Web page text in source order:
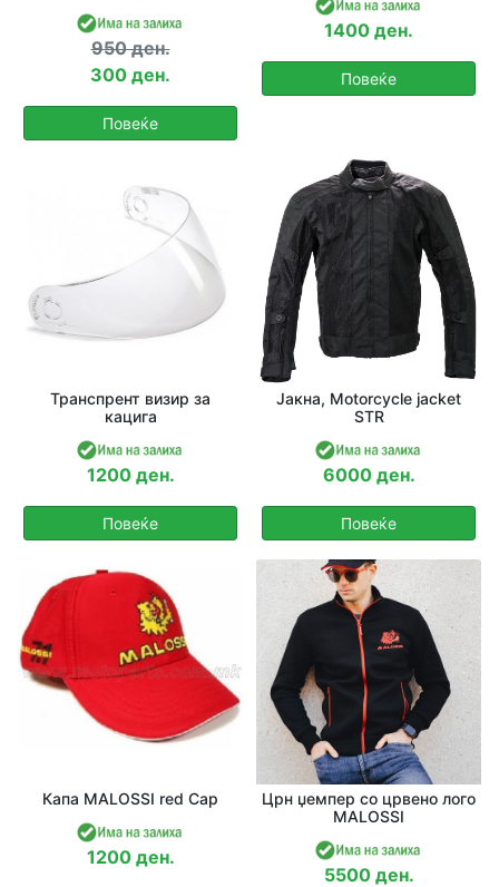
950 ден.
300 ден.
Повеќе
1400 ден.
Повеќе
Транспрент визир за
кацига
1200 ден.
Повеќе
Јакна, Motorcycle jacket
STR
6000 ден.
Повеќе
Капа MALOSSI red Cap
1200 ден.
Црн џемпер со црвено лого
MALOSSI
5500 ден.